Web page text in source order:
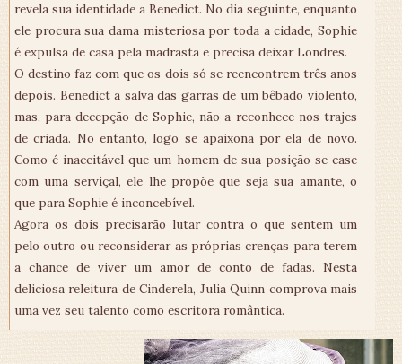
revela sua identidade a Benedict. No dia seguinte, enquanto
ele procura sua dama misteriosa por toda a cidade, Sophie
é expulsa de casa pela madrasta e precisa deixar Londres.
O destino faz com que os dois só se reencontrem três anos
depois. Benedict a salva das garras de um bêbado violento,
mas, para decepção de Sophie, não a reconhece nos trajes
de criada. No entanto, logo se apaixona por ela de novo.
Como é inaceitável que um homem de sua posição se case
com uma serviçal, ele lhe propõe que seja sua amante, o
que para Sophie é inconcebível.
Agora os dois precisarão lutar contra o que sentem um
pelo outro ou reconsiderar as próprias crenças para terem
a chance de viver um amor de conto de fadas. Nesta
deliciosa releitura de Cinderela, Julia Quinn comprova mais
uma vez seu talento como escritora romântica.